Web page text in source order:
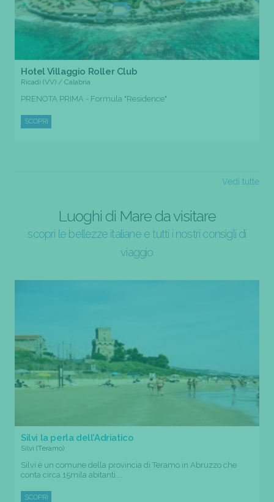
Hotel Villaggio Roller Club
Ricadi (VV) / Calabria
PRENOTA PRIMA - Formula "Residence"
SCOPRI
Vedi tutte
Luoghi di Mare da visitare
scopri le bellezze italiane e tutti i nostri consigli di
viaggio
Silvi la perla dell’Adriatico
Silvi (Teramo)
Silvi è un comune della provincia di Teramo in Abruzzo che
conta circa 15mila abitanti....
SCOPRI